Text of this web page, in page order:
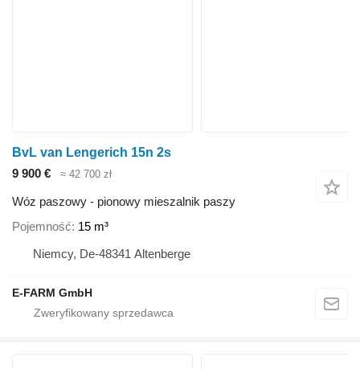
BvL van Lengerich 15n 2s
9 900 €
≈ 42 700 zł
Wóz paszowy - pionowy mieszalnik paszy
Pojemność 15 m³
Niemcy, De-48341 Altenberge
E-FARM GmbH